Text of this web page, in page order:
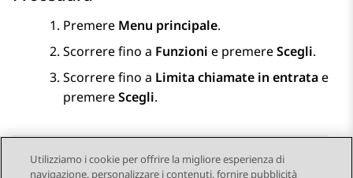
Premere Menu principale.
Scorrere fino a Funzioni e premereScegli.
Scorrere fino a Limita chiamate in entratae
premereScegli.
Utilizziamo i cookie per offrire la migliore esperienza di
navigazione, personalizzare i contenuti, fornire pubblicità